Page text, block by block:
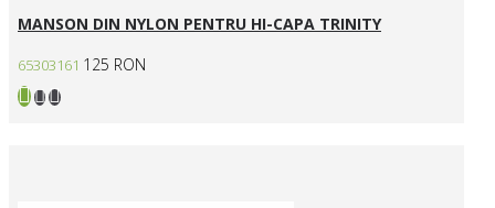
MANSON DIN NYLON PENTRU HI-CAPA TRINITY
65303161 125 RON